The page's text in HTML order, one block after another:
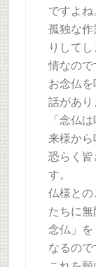
ですよね
孤独な作
りして
情なので
お念仏
話があり
「念仏
来様から
恐らく皆
す。
仏様と
たちに
念仏」
なるので